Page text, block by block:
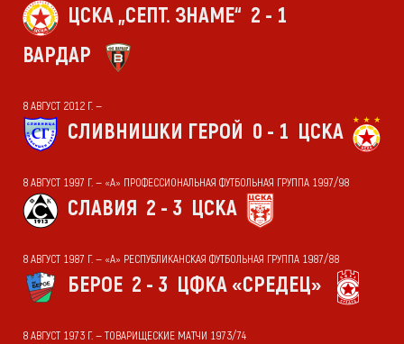
ЦСКА „СЕПТ. ЗНАМЕ“ 2 - 1
ВАРДАР
8 АВГУСТ 2012 Г. —
СЛИВНИШКИ ГЕРОЙ 0 - 1 ЦСКА
8 АВГУСТ 1997 Г. — «А» ПРОФЕССИОНАЛЬНАЯ ФУТБОЛЬНАЯ ГРУППА 1997/98
СЛАВИЯ 2 - 3 ЦСКА
8 АВГУСТ 1987 Г. — «А» РЕСПУБЛИКАНСКАЯ ФУТБОЛЬНАЯ ГРУППА 1987/88
БЕРОЕ 2 - 3 ЦФКА «СРЕДЕЦ»
8 АВГУСТ 1973 Г. — ТОВАРИЩЕСКИЕ МАТЧИ 1973/74